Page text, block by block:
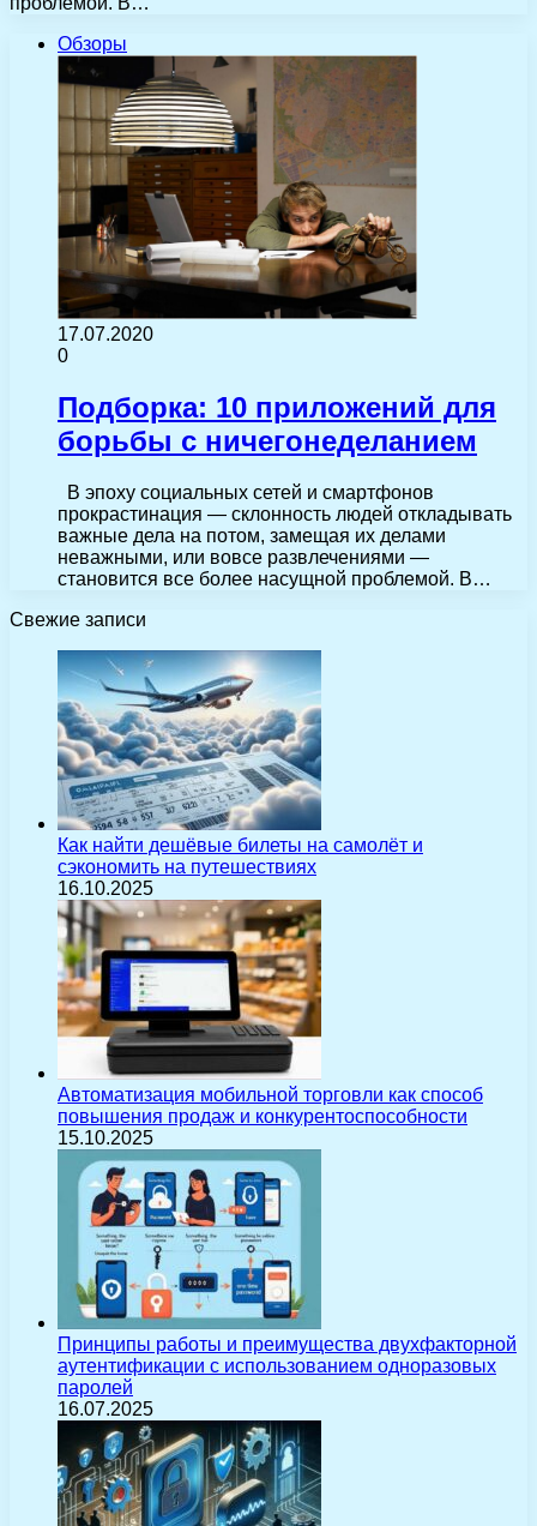
Обзоры
17.07.2020
0
Подборка: 10 приложений для
борьбы с ничегонеделанием
В эпоху социальных сетей и смартфонов
прокрастинация — склонность людей откладывать
важные дела на потом, замещая их делами
неважными, или вовсе развлечениями —
становится все более насущной проблемой. В…
Свежие записи
Как найти дешёвые билеты на самолёт и
сэкономить на путешествиях
16.10.2025
Автоматизация мобильной торговли как способ
повышения продаж и конкурентоспособности
15.10.2025
Принципы работы и преимущества двухфакторной
аутентификации с использованием одноразовых
паролей
16.07.2025